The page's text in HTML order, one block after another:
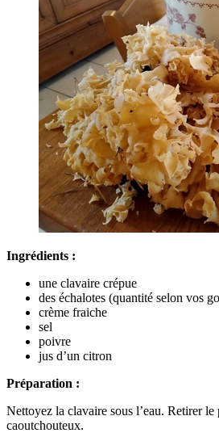
Ingrédients :
une clavaire crépue
des échalotes (quantité selon vos
crème fraiche
sel
poivre
jus d’un citron
Préparation :
Nettoyez la clavaire sous l’eau. Retirer
caoutchouteux.